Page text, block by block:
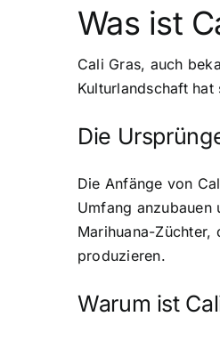
Was ist
Cali Gras, auch
Kulturlandschaft
Die
Die Anfänge von
Umfang anzubauen
Marihuana-Züchter,
produzieren.
Warum ist